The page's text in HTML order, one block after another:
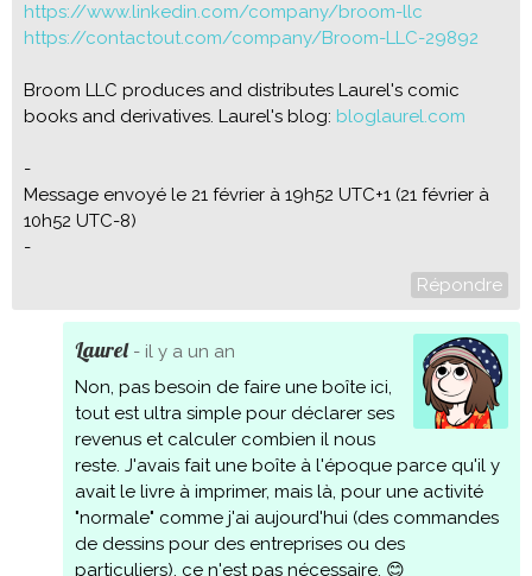
https://www.linkedin.com/company/broom-llc
https://contactout.com/company/Broom-LLC-29892
Broom LLC produces and distributes Laurel's comic
books and derivatives. Laurel's blog: bloglaurel.com
-
Message envoyé le 21 février à 19h52 UTC+1 (21 février à
10h52 UTC-8)
-
Répondre
Laurel- il y a un an
Non, pas besoin de faire une boîte ici,
tout est ultra simple pour déclarer ses
revenus et calculer combien il nous
reste. J'avais fait une boîte à l'époque parce qu'il y
avait le livre à imprimer, mais là, pour une activité
"normale" comme j'ai aujourd'hui (des commandes
de dessins pour des entreprises ou des
particuliers), ce n'est pas nécessaire. 😊